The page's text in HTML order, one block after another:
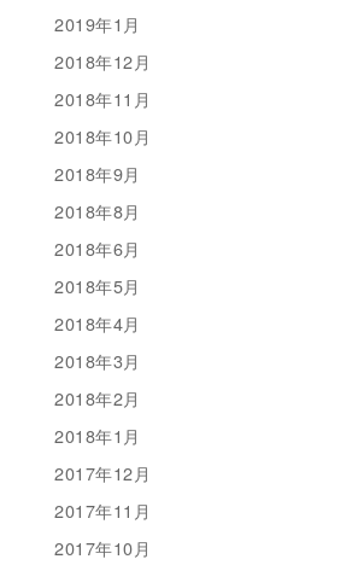
2019年1月
2018年12月
2018年11月
2018年10月
2018年9月
2018年8月
2018年6月
2018年5月
2018年4月
2018年3月
2018年2月
2018年1月
2017年12月
2017年11月
2017年10月